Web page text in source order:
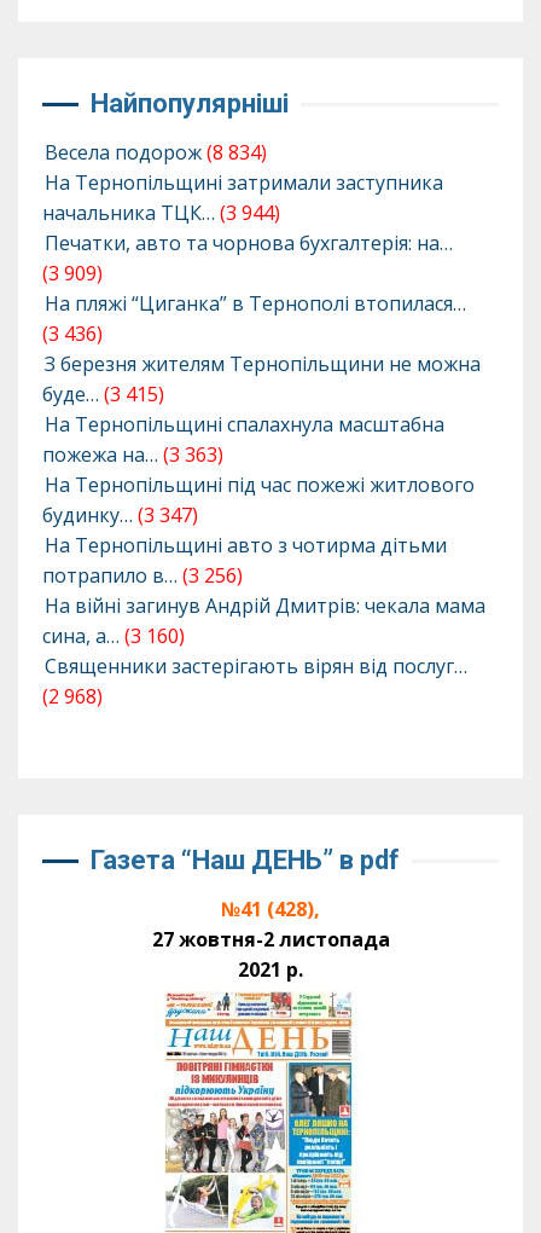
Найпопулярніші
Весела подорож(8 834)
На Тернопільщині затримали заступника
начальника ТЦК… (3 944)
Печатки, авто та чорнова бухгалтерія: на…
(3 909)
На пляжі “Циганка” в Тернополі втопилася…
(3 436)
З березня жителям Тернопільщини не можна
буде… (3 415)
На Тернопільщині спалахнула масштабна
пожежа на… (3 363)
На Тернопільщині під час пожежі житлового
будинку… (3 347)
На Тернопільщині авто з чотирма дітьми
потрапило в… (3 256)
На війні загинув Андрій Дмитрів: чекала мама
сина, а… (3 160)
Священники застерігають вірян від послуг…
(2 968)
Газета “Наш ДЕНЬ” в pdf
№41 (428),
27 жовтня-2 листопада
2021 р.